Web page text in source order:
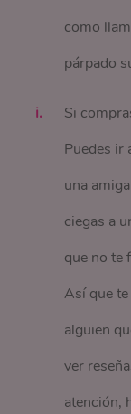
como
párpado
Si
Puedes ir
una
ciegas a
que no te
Así que
alguien
ver
atención,